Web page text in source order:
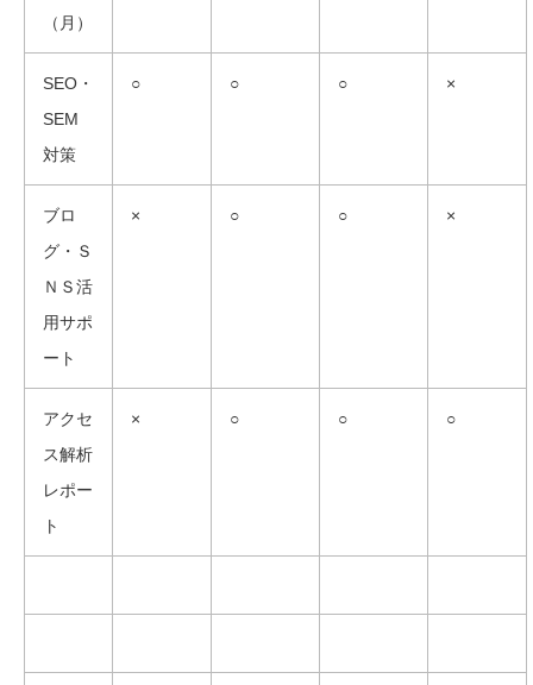
（月）
SEO・
SEM
対策
○ ○ ○ ×
ブロ
グ・Ｓ
ＮＳ活
用サポ
ート
× ○ ○ ×
アクセ
ス解析
レポー
ト
× ○ ○ ○